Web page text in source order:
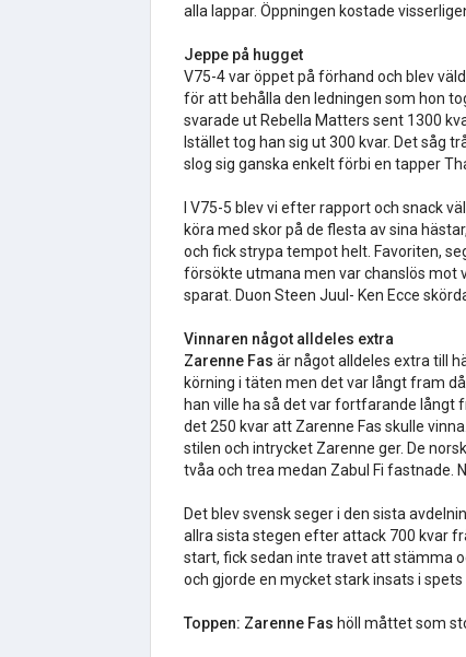
alla lappar. Öppningen kostade
Jeppe på hugget
V75-4 var öppet på förhand och blev
för att behålla den ledningen som hon
svarade ut Rebella Matters sent 1300
Istället tog han sig ut 300 kvar. Det såg
slog sig ganska enkelt förbi en tapper
I V75-5 blev vi efter rapport och snack
köra med skor på de flesta av sina
och fick strypa tempot helt. Favoriten,
försökte utmana men var chanslös mot
sparat. Duon Steen Juul- Ken Ecce
Vinnaren något alldeles extra
Zarenne Fas är något alldeles extra till
körning i täten men det var långt fram
han ville ha så det var fortfarande långt
det 250 kvar att Zarenne Fas skulle
stilen och intrycket Zarenne ger. De
tvåa och trea medan Zabul Fi fastnade.
Det blev svensk seger i den sista
allra sista stegen efter attack 700 kvar
start, fick sedan inte travet att stämma
och gjorde en mycket stark insats i spets
Toppen: Zarenne Fas höll måttet som